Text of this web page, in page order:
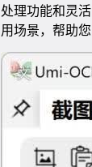
处理功能和灵
用场景，帮助